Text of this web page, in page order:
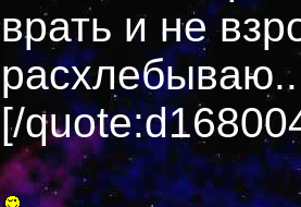
врать и не
[/